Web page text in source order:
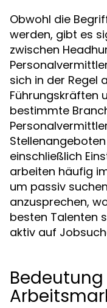
Obwohl die
werden, gibt es
zwischen
sich in der Regel
Führungskräften
bestimmte
einschließlich
arbeiten häufig
um passiv
anzusprechen,
besten Talenten
aktiv auf